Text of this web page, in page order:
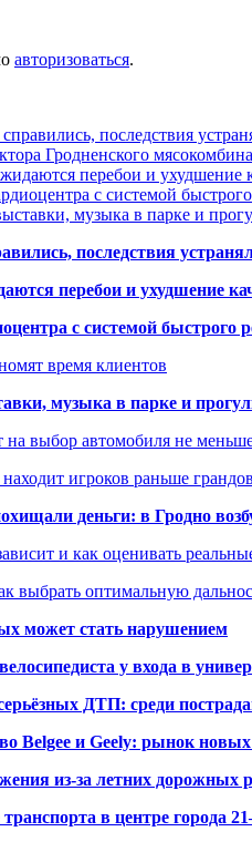
авторизоваться.
последствия
Гродненского
перебои и ухудшение
с системой
музыка в парке и
последствия
перебои и ухудшение
с системой быстрого
время клиентов
музыка в парке и
на выбор автомобиля не
игроков раньше грандов
деньги: в Гродно
и как оценивать
выбрать оптимальную
может стать нарушением
у входа в
ДТП: среди
Belgee и Geely: рынок
из-за летних дорожных
в центре города